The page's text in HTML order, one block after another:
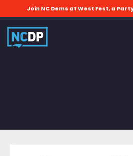
Join NC Dems at West Fest, a